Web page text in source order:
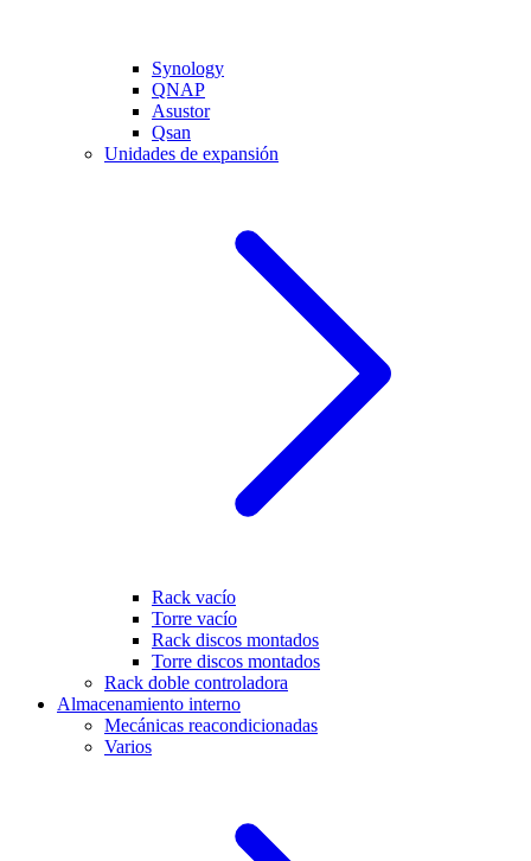
Synology
QNAP
Asustor
Qsan
Unidades de expansión
Rack vacío
Torre vacío
Rack discos montados
Torre discos montados
Rack doble controladora
Almacenamiento interno
Mecánicas reacondicionadas
Varios